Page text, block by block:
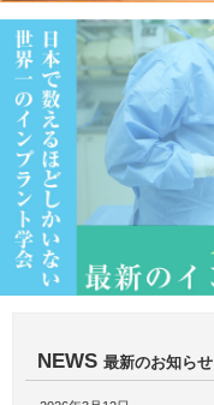
NEWS 最新のお知らせ